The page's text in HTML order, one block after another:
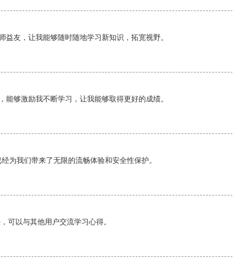
益友，让我能够随时随地学习新知识，拓宽视野。
能够激励我不断学习，让我能够取得更好的成绩。
为我们带来了无限的流畅体验和安全性保护。
可以与其他用户交流学习心得。